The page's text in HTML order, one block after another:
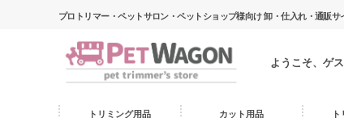
プロトリマー・ペットサロン・ペットショップ様向け 卸・仕入れ・通販サ
ようこそ、ゲ
トリミング用品 カット用品